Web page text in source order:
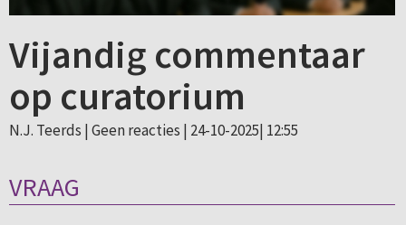
Vijandig commentaar
op curatorium
N.J. Teerds | Geen reacties | 24-10-2025| 12:55
VRAAG